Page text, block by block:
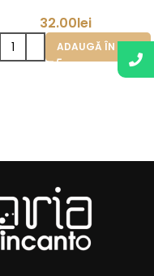
32.00lei
ADAUGĂ ÎN COȘ